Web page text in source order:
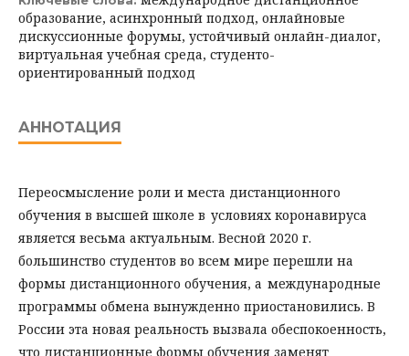
образование, асинхронный подход, онлайновые
дискуссионные форумы, устойчивый онлайн-диалог,
виртуальная учебная среда, студенто-
ориентированный подход
АННОТАЦИЯ
Переосмысление роли и места дистанционного
обучения в высшей школе в условиях коронавируса
является весьма актуальным. Весной 2020 г.
большинство студентов во всем мире перешли на
формы дистанционного обучения, а международные
программы обмена вынужденно приостановились. В
России эта новая реальность вызвала обеспокоенность,
что дистанционные формы обучения заменят